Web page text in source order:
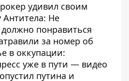
удивил своим
Антитела: Не
понравиться
за номер об
в оккупации:
уже в пути — видео
путина и